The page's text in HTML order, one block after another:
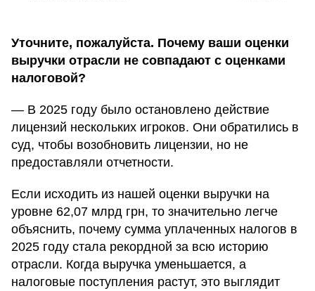
Уточните, пожалуйста. Почему ваши оценки
выручки отрасли не совпадают с оценками
налоговой?
— В 2025 году было остановлено действие
лицензий нескольких игроков. Они обратились в
суд, чтобы возобновить лицензии, но не
предоставляли отчетности.
Если исходить из нашей оценки выручки на
уровне 62,07 млрд грн, то значительно легче
объяснить, почему сумма уплаченных налогов в
2025 году стала рекордной за всю историю
отрасли. Когда выручка уменьшается, а
налоговые поступления растут, это выглядит